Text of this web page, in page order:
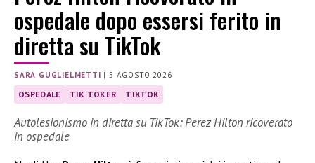
ospedale dopo essersi ferito in
diretta su TikTok
SARA GUGLIELMETTI |5 AGOSTO 2026
OSPEDALE TIK TOKER TIKTOK
Autolesionismo in diretta su TikTok: Perez Hilton ricoverato
in ospedale